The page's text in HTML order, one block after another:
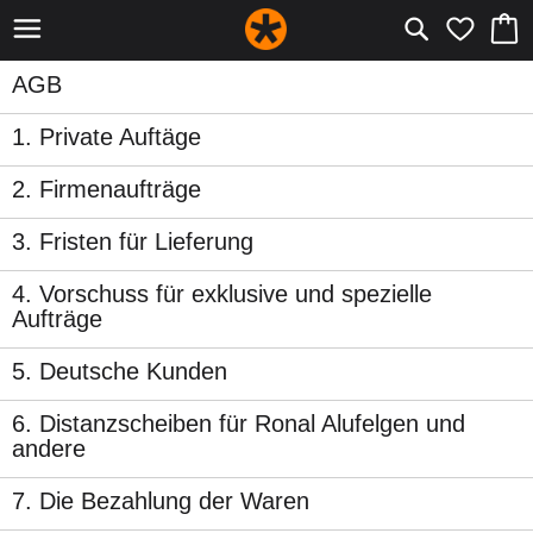
AGB
1. Private Auftäge
2. Firmenaufträge
3. Fristen für Lieferung
4. Vorschuss für exklusive und spezielle
Aufträge
5. Deutsche Kunden
6. Distanzscheiben für Ronal Alufelgen und
andere
7. Die Bezahlung der Waren